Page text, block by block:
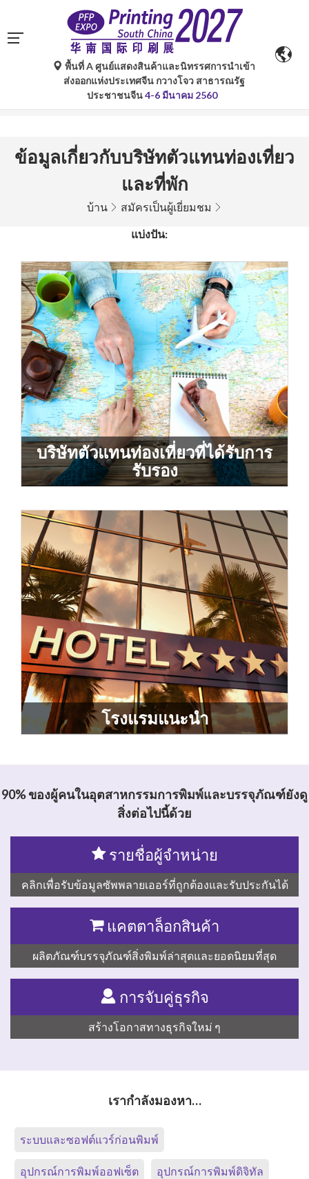
การแปลอัตโนมัติโดย Google Translate มีไว้เพื่อเป็นข้อมูล
อ้างอิงเท่านั้นและอาจไม่ถูกต้อง โปรดอ้างอิงจากฉบับภาษา
ต้นฉบับหากมีข้อสงสัยใด ๆ
พื้นที่ A ศูนย์แสดงสินค้าและนิทรรศการนำเข้า
ส่งออกแห่งประเทศจีน กวางโจว สาธารณรัฐ
ประชาชนจีน4-6 มีนาคม 2560
ข้อมูลเกี่ยวกับบริษัทตัวแทนท่องเที่ยว
และที่พัก
บ้าน สมัครเป็นผู้เยี่ยมชม
แบ่งปัน:
บริษัทตัวแทนท่องเที่ยวที่ได้รับการ
รับรอง
โรงแรมแนะนำ
90% ของผู้คนในอุตสาหกรรมการพิมพ์และบรรจุภัณฑ์ยังดู
สิ่งต่อไปนี้ด้วย
รายชื่อผู้จำหน่าย
คลิกเพื่อรับข้อมูลซัพพลายเออร์ที่ถูกต้องและรับประกันได้
แคตตาล็อกสินค้า
ผลิตภัณฑ์บรรจุภัณฑ์สิ่งพิมพ์ล่าสุดและยอดนิยมที่สุด
การจับคู่ธุรกิจ
สร้างโอกาสทางธุรกิจใหม่ ๆ
เรากำลังมองหา…
ระบบและซอฟต์แวร์ก่อนพิมพ์
อุปกรณ์การพิมพ์ออฟเซ็ต อุปกรณ์การพิมพ์ดิจิทัล